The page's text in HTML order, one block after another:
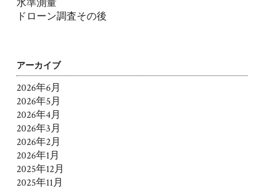
水準測量
ドローン調査その後
アーカイブ
2026年6月
2026年5月
2026年4月
2026年3月
2026年2月
2026年1月
2025年12月
2025年11月